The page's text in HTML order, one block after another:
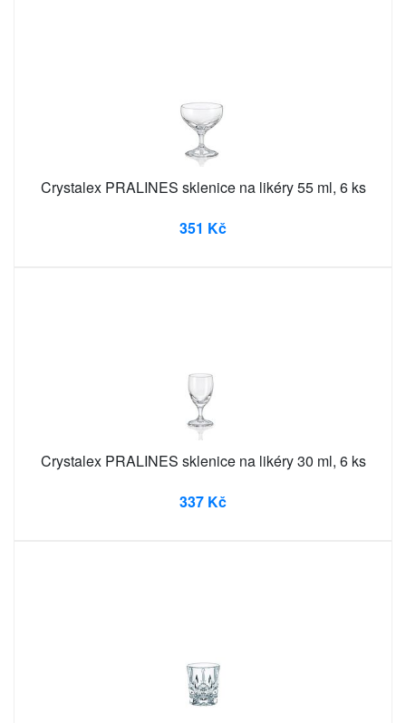
Crystalex PRALINES sklenice na likéry 55 ml, 6 ks
351 Kč
Crystalex PRALINES sklenice na likéry 30 ml, 6 ks
337 Kč